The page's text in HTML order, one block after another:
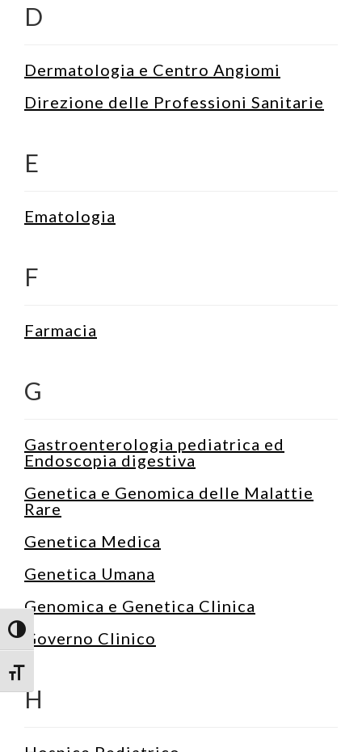
Attiva/disattiva alto contrasto
Attiva/disattiva dimensione testo
D
Dermatologia e Centro Angiomi
Direzione delle Professioni Sanitarie
E
Ematologia
F
Farmacia
G
Gastroenterologia pediatrica ed
Endoscopia digestiva
Genetica e Genomica delle Malattie
Rare
Genetica Medica
Genetica Umana
Genomica e Genetica Clinica
Governo Clinico
H